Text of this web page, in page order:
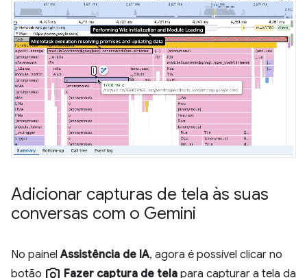
Adicionar capturas de tela às suas
conversas com o Gemini
No painelAssistência de IA, agora é possível clicar no
botão
Fazer captura de tela para capturar a tela da